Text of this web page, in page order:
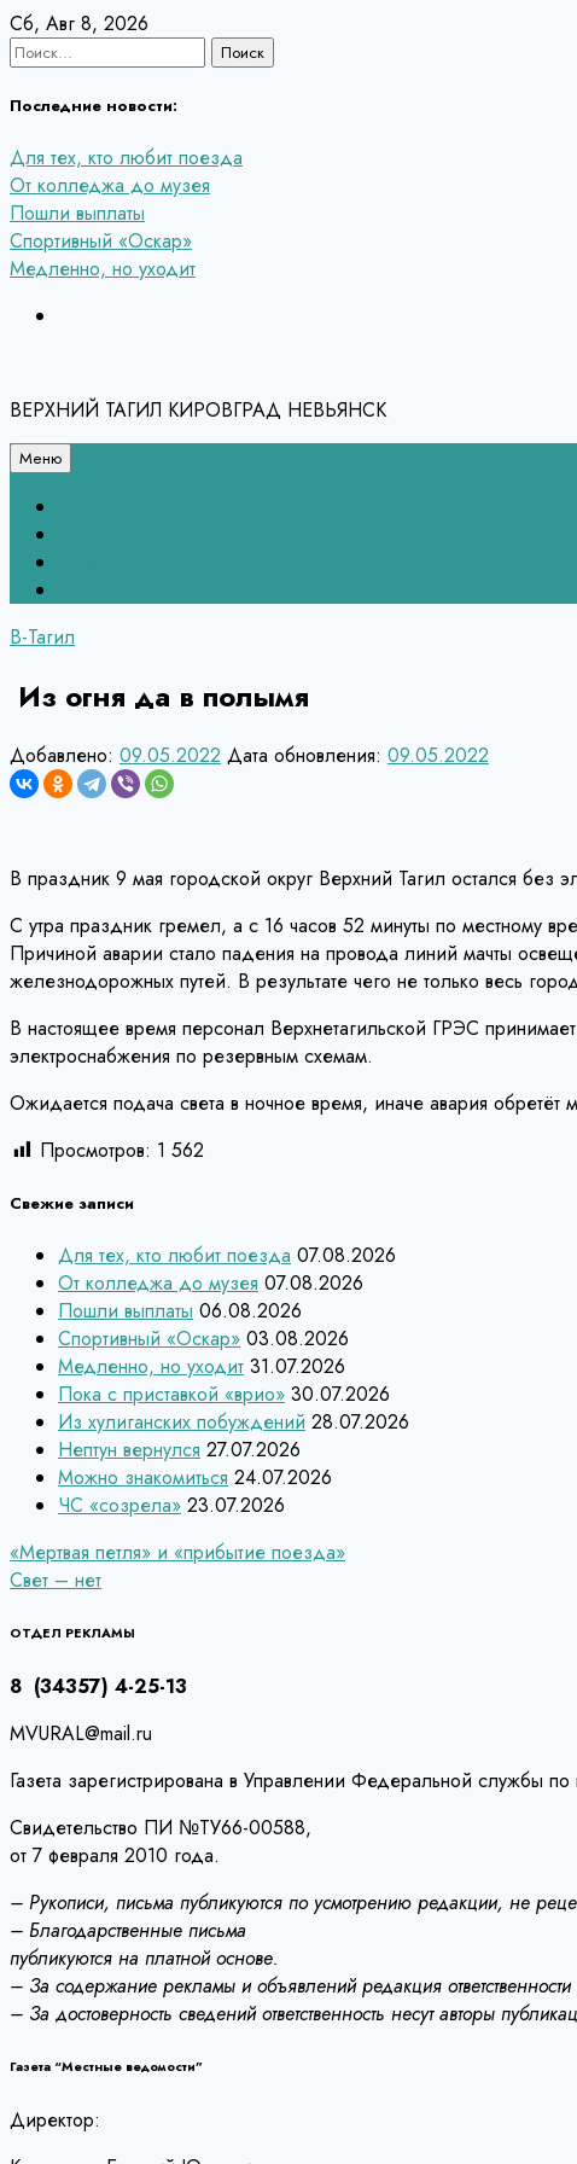
Перейти
к
Сб, Авг 8, 2026
Найти:
Последние новости:
Для тех, кто любит поезда
От колледжа до музея
Пошли выплаты
Спортивный «Оскар»
Медленно, но уходит
ВЕРХНИЙ ТАГИЛ КИРОВГРАД НЕВЬЯНСК
Меню
В-Тагил
Из огня да в полымя
Добавлено: 09.05.2022 Дата обновления: 09.05.2022
В праздник 9 мая городской округ Верхний Тагил остался без
С утра праздник гремел, а с 16 часов 52 минуты по местному
Причиной аварии стало падения на провода линий мачты
железнодорожных путей. В результате чего не только весь
В настоящее время персонал Верхнетагильской ГРЭС
электроснабжения по резервным схемам.
Ожидается подача света в ночное время, иначе авария обретёт
Просмотров: 1 562
Свежие записи
Для тех, кто любит поезда 07.08.2026
От колледжа до музея 07.08.2026
Пошли выплаты 06.08.2026
Спортивный «Оскар» 03.08.2026
Медленно, но уходит 31.07.2026
Пока с приставкой «врио» 30.07.2026
Из хулиганских побуждений 28.07.2026
Нептун вернулся 27.07.2026
Можно знакомиться 24.07.2026
ЧС «созрела» 23.07.2026
Навигация
по
записям
«Мертвая петля» и «прибытие поезда»
Свет – нет
ОТДЕЛ РЕКЛАМЫ
8 (34357) 4-25-13
MVURAL@mail.ru
Газета зарегистрирована в Управлении Федеральной службы
Свидетельство ПИ №ТУ66-00588,
от 7 февраля 2010 года.
– Рукописи, письма публикуются по усмотрению редакции, не
– Благодарственные письма
публикуются на платной основе.
– За содержание рекламы и объявлений редакция ответственности
– За достоверность сведений ответственность несут авторы
Газета “Местные ведомости”
Директор: